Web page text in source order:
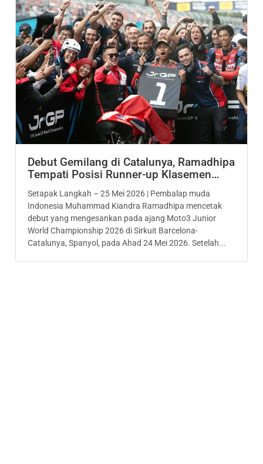
Debut Gemilang di Catalunya, Ramadhipa
Tempati Posisi Runner-up Klasemen…
Setapak Langkah – 25 Mei 2026 | Pembalap muda
Indonesia Muhammad Kiandra Ramadhipa mencetak
debut yang mengesankan pada ajang Moto3 Junior
World Championship 2026 di Sirkuit Barcelona-
Catalunya, Spanyol, pada Ahad 24 Mei 2026. Setelah...